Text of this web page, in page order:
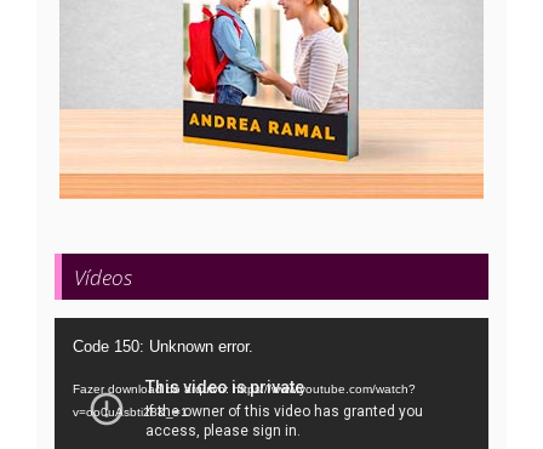
Vídeos
Tocador
vídeo
Code 150: Unknown error.
Fazer download do arquivo: https://www.youtube.com/watch?
v=oo0uAsbti28&_=1